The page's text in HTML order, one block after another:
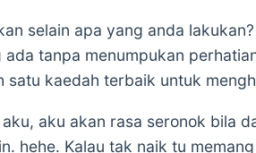
selain apa yang anda
tanpa menumpukan
satu kaedah terbaik untuk
aku akan rasa seronok bila
hehe. Kalau tak naik tu